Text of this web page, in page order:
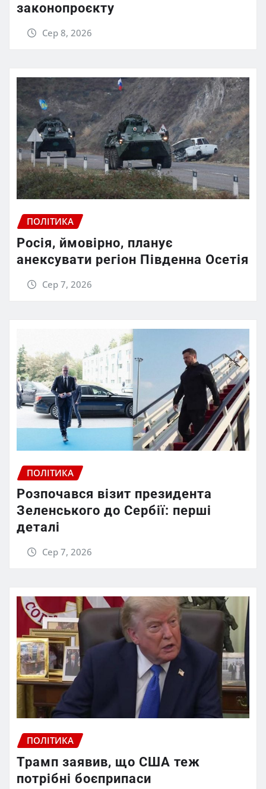
законопроєкту
Сер 8, 2026
ПОЛІТИКА
Росія, ймовірно, планує
анексувати регіон Південна Осетія
Сер 7, 2026
ПОЛІТИКА
Розпочався візит президента
Зеленського до Сербії: перші
деталі
Сер 7, 2026
ПОЛІТИКА
Трамп заявив, що США теж
потрібні боєприпаси